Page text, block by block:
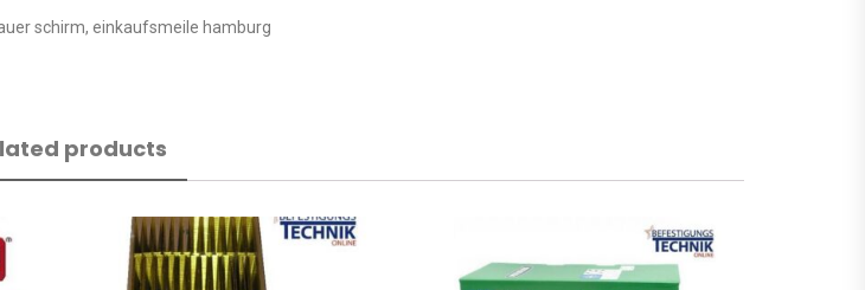
schirm, einkaufsmeile hamburg
products